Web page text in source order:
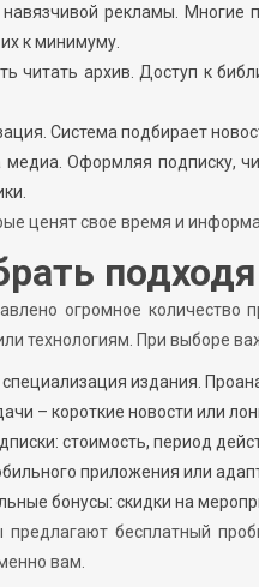
навязчивой рекламы.
к минимуму.
читать архив. Доступ к
Система подбирает
Оформляя подписку,
ценят свое время и
огромное
технологиям. При выборе
издания.
– короткие новости или
стоимость, период
приложения или
бонусы: скидки на
предлагают бесплатный
вам.